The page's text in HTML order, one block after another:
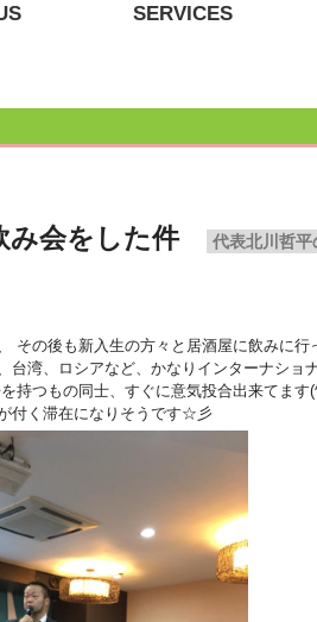
SERVICES
み会をした件 代表北川哲平
その後も新入生の方々と居酒屋に飲みに行
台湾、ロシアなど、かなりインターナショ
持つもの同士、すぐに意気投合出来てます
付く滞在になりそうです☆彡